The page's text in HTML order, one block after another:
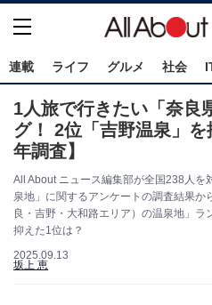
連載 ライフ グルメ 社会
1人旅で行きたい「奈良
グ！ 2位「吉野温泉」
年調査】
All About ニュース編集部が全国238人を
泉地」に関するアンケートの調査結果か
良・吉野・大和路エリア）の温泉地」
抑えた1位は？
2025.09.13
坂上 恵